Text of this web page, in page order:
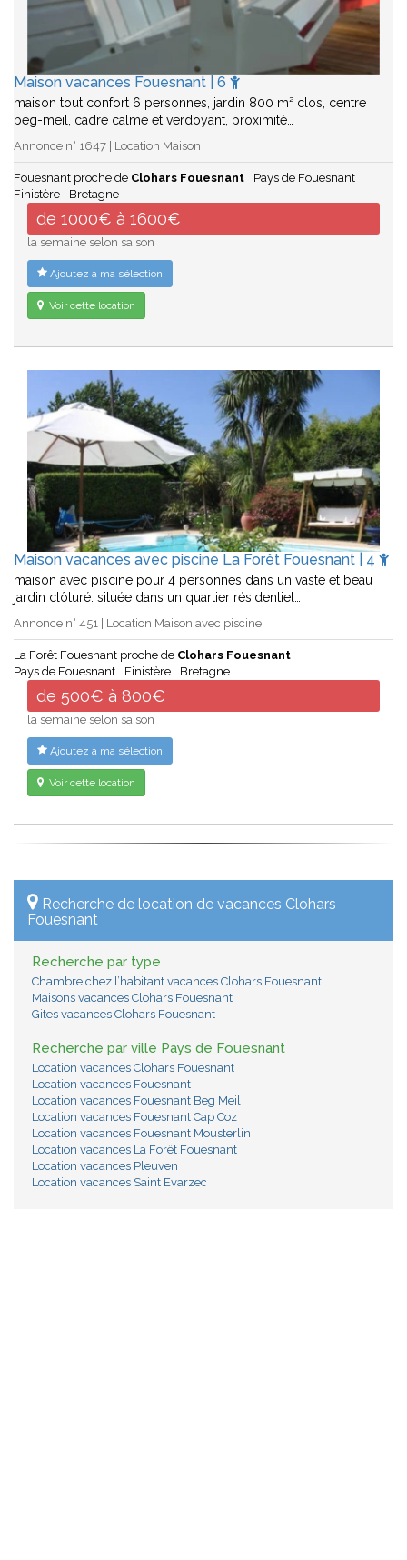
Maison vacances Fouesnant | 6
maison tout confort 6 personnes, jardin 800 m² clos, centre
beg-meil, cadre calme et verdoyant, proximité…
Annonce n° 1647 | Location Maison
Fouesnant proche de Clohars Fouesnant
Pays de Fouesnant
Finistère
Bretagne
de 1000€ à 1600€
la semaine selon saison
Ajoutez à ma sélection
Voir cette location
Maison vacances avec piscine La Forêt Fouesnant | 4
maison avec piscine pour 4 personnes dans un vaste et beau
jardin clôturé. située dans un quartier résidentiel…
Annonce n° 451 | Location Maison avec piscine
La Forêt Fouesnant proche de Clohars Fouesnant
Pays de Fouesnant
Finistère Bretagne
de 500€ à 800€
la semaine selon saison
Ajoutez à ma sélection
Voir cette location
Recherche de location de vacances Clohars
Fouesnant
Recherche par type
Chambre chez l’habitant vacances Clohars Fouesnant
Maisons vacances Clohars Fouesnant
Gites vacances Clohars Fouesnant
Recherche par ville Pays de Fouesnant
Location vacances Clohars Fouesnant
Location vacances Fouesnant
Location vacances Fouesnant Beg Meil
Location vacances Fouesnant Cap Coz
Location vacances Fouesnant Mousterlin
Location vacances La Forêt Fouesnant
Location vacances Pleuven
Location vacances Saint Evarzec